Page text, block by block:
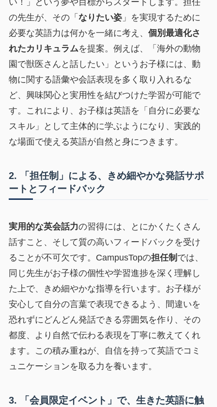
い！」という夢や目標からスタートします。担任
の先生が、その「 なりたい姿」を実現するために
必要な英語力は何かを一緒に考え、 個別最適化さ
れたカリキュラムを提案。例えば、「海外の動物
園で獣医さんと話したい」というお子様には、動
物に関する語彙や会話表現を多く取り入れるな
ど、興味関心と実用性を結びつけた学習が可能で
す。これにより、お子様は英語を「自分に必要な
スキル」として主体的に学ぶようになり、実践的
な場面で使える英語が自然と身につきます。
2. 「担任制」による、きめ細やかな発話サポ
ートとフィードバック
実用的な英会話力の習得には、とにかくたくさん
話すこと、そして質の高いフィードバックを受け
ることが不可欠です。CampusTopの担任制 では、
同じ先生がお子様の個性や学習進捗を深く理解し
た上で、きめ細やかな指導を行います。お子様が
安心して自分の言葉で表現できるよう、間違いを
恐れずにどんどん発話できる雰囲気を作り、その
都度、より自然で伝わる表現を丁寧に教えてくれ
ます。この積み重ねが、自信を持って英語でコミ
ュニケーションを取る力を養います。
3. 「会員限定イベント」で、生きた英語に触